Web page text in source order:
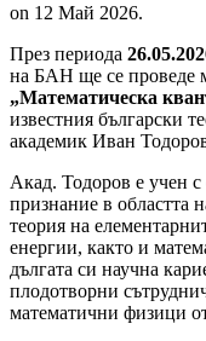
on 12 Май 2026.
През периода
на БАН ще се проведе
„Математическа
известния български
академик Иван
Акад. Тодоров е учен
признание в областта
теория на
енергии, както и
дългата си научна
плодотворни
математични физици